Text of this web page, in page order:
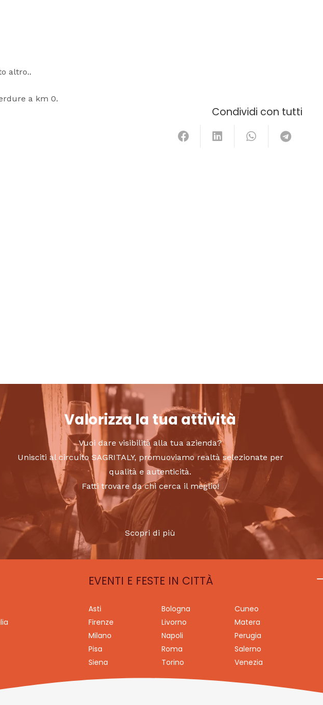
altro..
a km 0.
Condividi con tutti
Valorizza la tua attività
Vuoi dare visibilità alla tua azienda?
Unisciti al circuito SAGRITALY, promuoviamo realtà selezionate per
qualità e autenticità.
Fatti trovare da chi cerca il meglio!
Scopri di più
EVENTI E FESTE IN CITTÀ
Asti Bologna
Cuneo
Firenze
Livorno
Matera
Milano
Napoli
Perugia
Pisa
Roma
Salerno
Siena
Torino Venezia